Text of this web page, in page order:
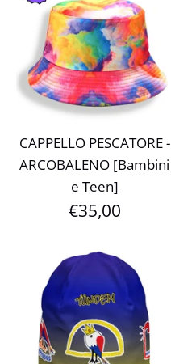
CAPPELLO PESCATORE -
ARCOBALENO [Bambini
e Teen]
€35,00